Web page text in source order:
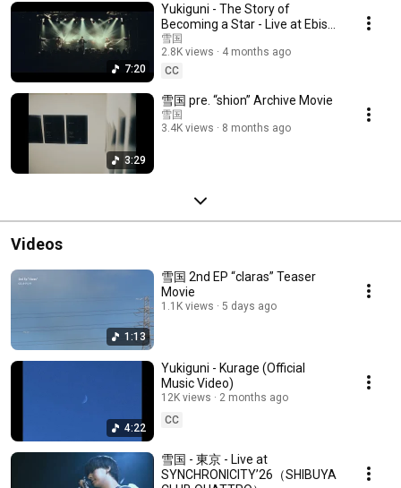
7:20
Yukiguni - The Story of
Becoming a Star - Live at Ebisu
LIQUIDROOM
雪国
2.8K views
4 months ago
CC
3:29
雪国 pre. “shion” Archive Movie
雪国
3.4K views
8 months ago
Videos
1:13
雪国 2nd EP “claras” Teaser
Movie
1.1K views 5 days ago
4:22
Yukiguni - Kurage (Official
Music Video)
12K views
2 months ago
CC
雪国 - 東京 - Live at
SYNCHRONICITY’26（SHIBUYA